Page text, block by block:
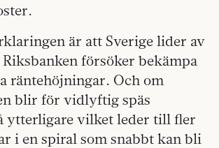
är att Sverige lider av
försöker bekämpa
räntehöjningar. Och om
blir för vidlyftig späs
ytterligare vilket leder till fler
i en spiral som snabbt kan bli